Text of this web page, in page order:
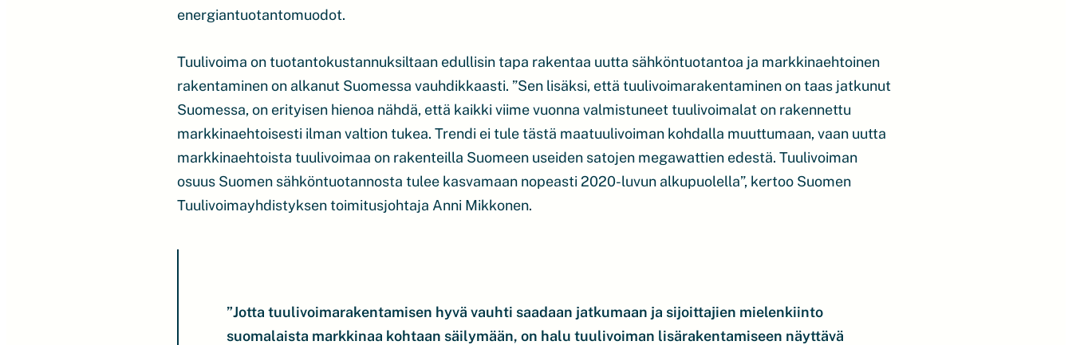
energiantuotantomuodot.
Tuulivoima on tuotantokustannuksiltaan edullisin tapa rakentaa uutta sähköntuotantoa ja markkinaehtoinen
rakentaminen on alkanut Suomessa vauhdikkaasti. ”Sen lisäksi, että tuulivoimarakentaminen on taas jatkunut
Suomessa, on erityisen hienoa nähdä, että kaikki viime vuonna valmistuneet tuulivoimalat on rakennettu
markkinaehtoisesti ilman valtion tukea. Trendi ei tule tästä maatuulivoiman kohdalla muuttumaan, vaan uutta
markkinaehtoista tuulivoimaa on rakenteilla Suomeen useiden satojen megawattien edestä. Tuulivoiman
osuus Suomen sähköntuotannosta tulee kasvamaan nopeasti 2020-luvun alkupuolella”, kertoo Suomen
Tuulivoimayhdistyksen toimitusjohtaja Anni Mikkonen.
”Jotta tuulivoimarakentamisen hyvä vauhti saadaan jatkumaan ja sijoittajien mielenkiinto
suomalaista markkinaa kohtaan säilymään, on halu tuulivoiman lisärakentamiseen näyttävä